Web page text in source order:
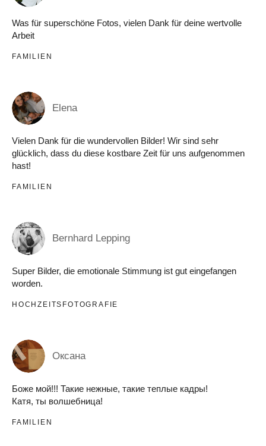
Was für superschöne Fotos, vielen Dank für deine wertvolle
Arbeit
FAMILIEN
Elena
Vielen Dank für die wundervollen Bilder! Wir sind sehr
glücklich, dass du diese kostbare Zeit für uns aufgenommen
hast!
FAMILIEN
Bernhard Lepping
Super Bilder, die emotionale Stimmung ist gut eingefangen
worden.
HOCHZEITSFOTOGRAFIE
Оксана
Боже мой!!! Такие нежные, такие теплые кадры!
Катя, ты волшебница!
FAMILIEN